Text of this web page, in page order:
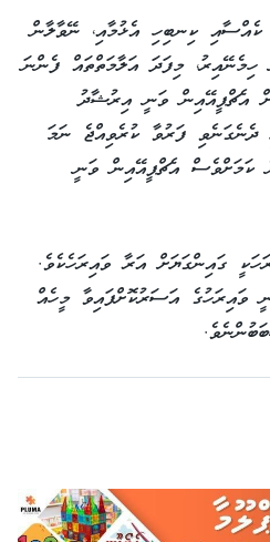
ކިނބިހި އެޅުމާއި، ނޭވާލާން
މިފަދަ އަލާމަތްތައް ފެންނަ
އެޗްޕީއޭއިން ވަނީ އިރުޝާދު
ދެނެގަނެވި ފަރުވާ ކުރެވިއްޖެ ނަމަ
ކަމަށްވެސް އެޗްޕީއޭއިން ވަނީ
ގައިންގަޔަށް އަރާ ވައިރަހެކެވެ.
ވައިރަހުގެ އަސަރުކޮށްފައިވާ މީހެއް